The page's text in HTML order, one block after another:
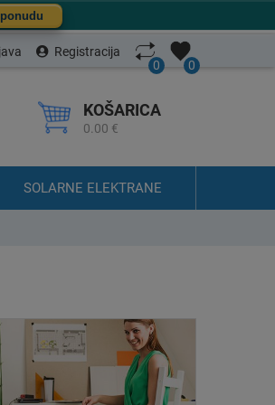
Registracija
0
0
KOŠARICA
0.00 €
SOLARNE ELEKTRANE